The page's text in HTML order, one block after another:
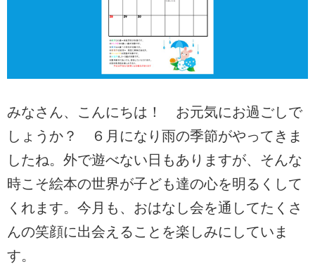
みなさん、こんにちは！ お元気にお過ごしで
しょうか？ ６月になり雨の季節がやってきま
したね。外で遊べない日もありますが、そんな
時こそ絵本の世界が子ども達の心を明るくして
くれます。今月も、おはなし会を通してたくさ
んの笑顔に出会えることを楽しみにしていま
す。